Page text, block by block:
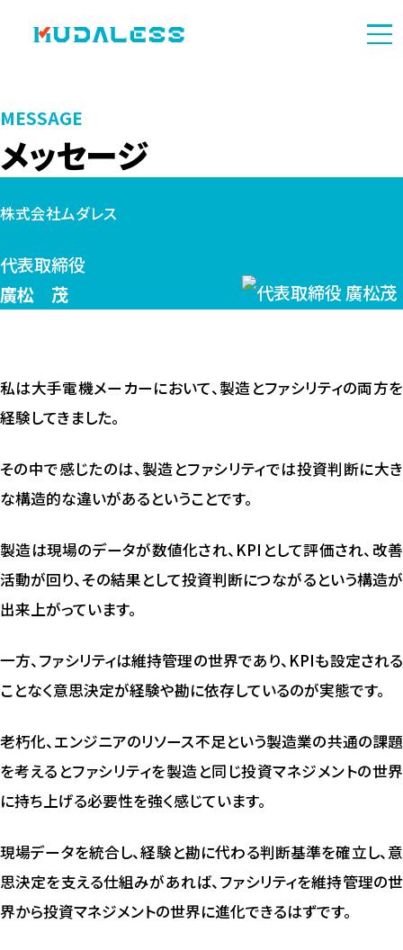
MESSAGE
メッセージ
株式会社ムダレス
代表取締役
廣松 茂
私は大手電機メーカーにおいて、製造とファシリティの両方を
経験してきました。
その中で感じたのは、製造とファシリティでは投資判断に大き
な構造的な違いがあるということです。
製造は現場のデータが数値化され、KPIとして評価され、改善
活動が回り、その結果として投資判断につながるという構造が
出来上がっています。
一方、ファシリティは維持管理の世界であり、KPIも設定される
ことなく意思決定が経験や勘に依存しているのが実態です。
老朽化、エンジニアのリソース不足という製造業の共通の課題
を考えるとファシリティを製造と同じ投資マネジメントの世界
に持ち上げる必要性を強く感じています。
現場データを統合し、経験と勘に代わる判断基準を確立し、意
思決定を支える仕組みがあれば、ファシリティを維持管理の世
界から投資マネジメントの世界に進化できるはずです。